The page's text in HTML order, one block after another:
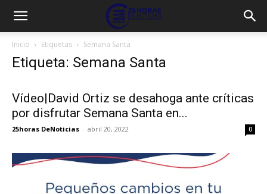
Inicio Etiquetas Semana Santa
Etiqueta: Semana Santa
Vídeo|David Ortiz se desahoga ante críticas
por disfrutar Semana Santa en...
25horas DeNoticias - abril 20, 2022 0